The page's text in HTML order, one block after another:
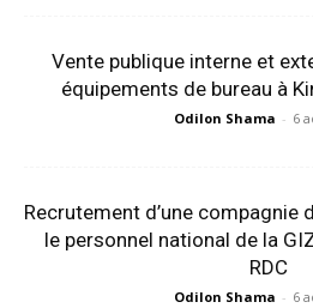
Vente publique interne et
équipements de bureau à
Odilon Shama - 6
Recrutement d’une compagnie
le personnel national de la
RDC
Odilon Shama - 6